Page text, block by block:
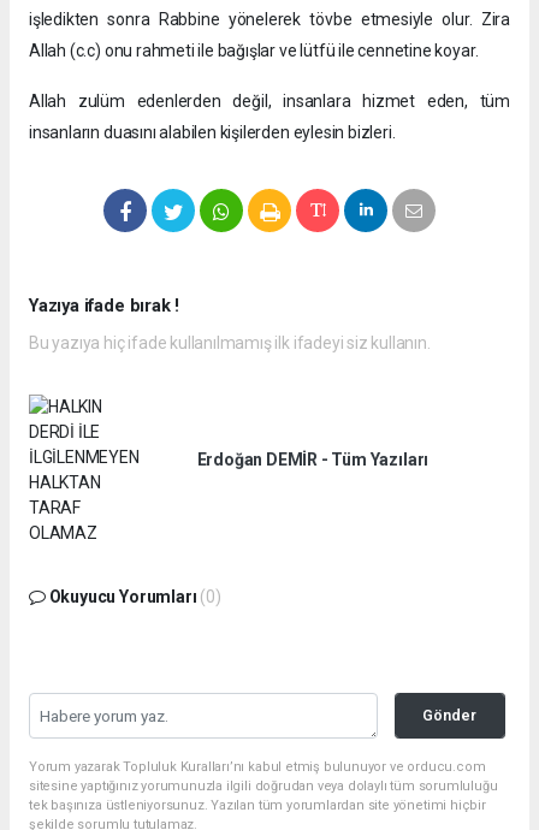
işledikten sonra Rabbine yönelerek tövbe etmesiyle olur. Zira
Allah (c.c) onu rahmeti ile bağışlar ve lütfü ile cennetine koyar.
Allah zulüm edenlerden değil, insanlara hizmet eden, tüm
insanların duasını alabilen kişilerden eylesin bizleri.
Yazıya ifade bırak !
Bu yazıya hiç ifade kullanılmamış ilk ifadeyi siz kullanın.
Erdoğan DEMİR - Tüm Yazıları
Okuyucu Yorumları (0)
Gönder
Yorum yazarak Topluluk Kuralları’nı kabul etmiş bulunuyor ve orducu.com
sitesine yaptığınız yorumunuzla ilgili doğrudan veya dolaylı tüm sorumluluğu
tek başınıza üstleniyorsunuz. Yazılan tüm yorumlardan site yönetimi hiçbir
şekilde sorumlu tutulamaz.